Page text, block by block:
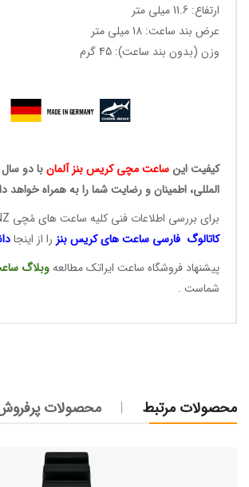
ارتفاع: 11.6 میلی متر
عرض بند ساعت: 18 میلی متر
وزن (بدون بند ساعت): 45 گرم
کیفیت اینساعت مچی کریسبنز آلمانبا دو
المللی، اطمینان و رضایت شما را به همراه خواهد
برای بررسی اطلاعات فنی کلیه ساعت های مُچی CHRIS BENZ
کاتالوگ فارسی ساعت هایکریس بنز را از اینجا
پیشنهاد فروشگاه ساعت ایراتک مطالعهوبلاگ
شماست .
محصولات مرتبط محصولات